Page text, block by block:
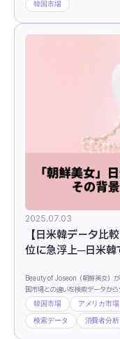
韓国市場
2025.07.03
【日米韓データ
位に急浮上─日米韓
Beauty of Joseon（朝鮮美女）
国市場との違いを検索データから
韓国市場 アメリカ市場
検索データ 消費者分析